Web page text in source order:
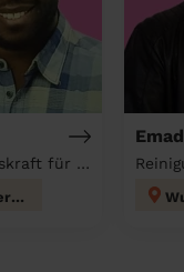
Reinigungskraft für deinen Haushalt
Wuppertal
Emad